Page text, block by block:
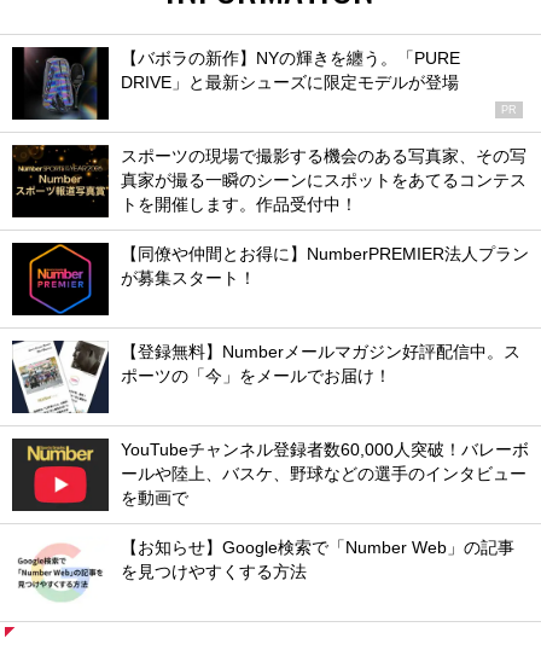
【バボラの新作】NYの輝きを纏う。「PURE
DRIVE」と最新シューズに限定モデルが登場
PR
スポーツの現場で撮影する機会のある写真家、その写
真家が撮る一瞬のシーンにスポットをあてるコンテス
トを開催します。作品受付中！
【同僚や仲間とお得に】NumberPREMIER法人プラン
が募集スタート！
【登録無料】Numberメールマガジン好評配信中。ス
ポーツの「今」をメールでお届け！
YouTubeチャンネル登録者数60,000人突破！バレーボ
ールや陸上、バスケ、野球などの選手のインタビュー
を動画で
【お知らせ】Google検索で「Number Web」の記事
を見つけやすくする方法